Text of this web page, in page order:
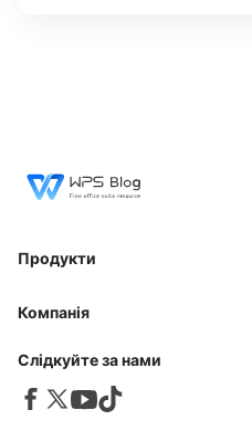
Продукти
Компанія
Слідкуйте за нами